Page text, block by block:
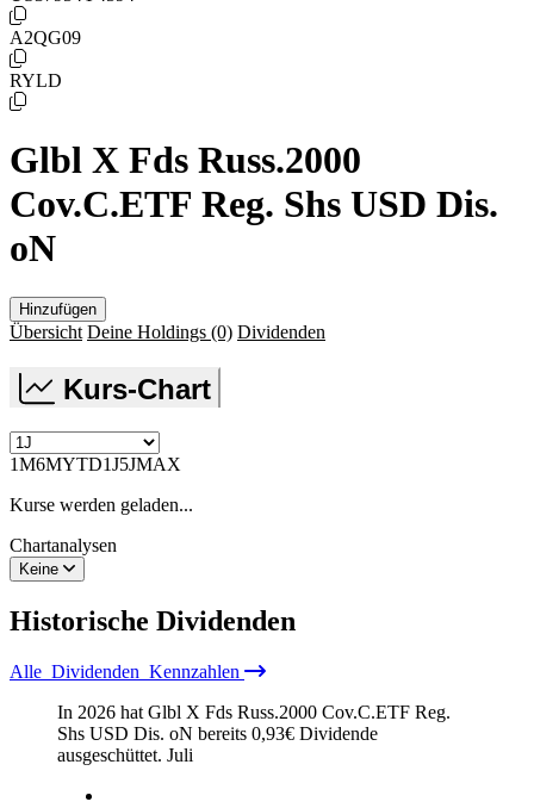
A2QG09
RYLD
Glbl X Fds Russ.2000
Cov.C.ETF Reg. Shs USD Dis.
oN
Hinzufügen
Übersicht Deine Holdings (0) Dividenden
Kurs-Chart
1M6MYTD1J5JMAX
Kurse werden geladen...
Chartanalysen
Keine
Historische Dividenden
Alle Dividenden Kennzahlen
In 2026 hat Glbl X Fds Russ.2000 Cov.C.ETF Reg.
Shs USD Dis. oN bereits 0,93€ Dividende
ausgeschüttet. Juli